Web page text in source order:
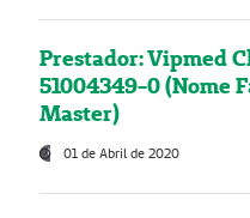
Prestador: Vipmed
51004349-0 (Nome
Master)
01 de Abril de 2020